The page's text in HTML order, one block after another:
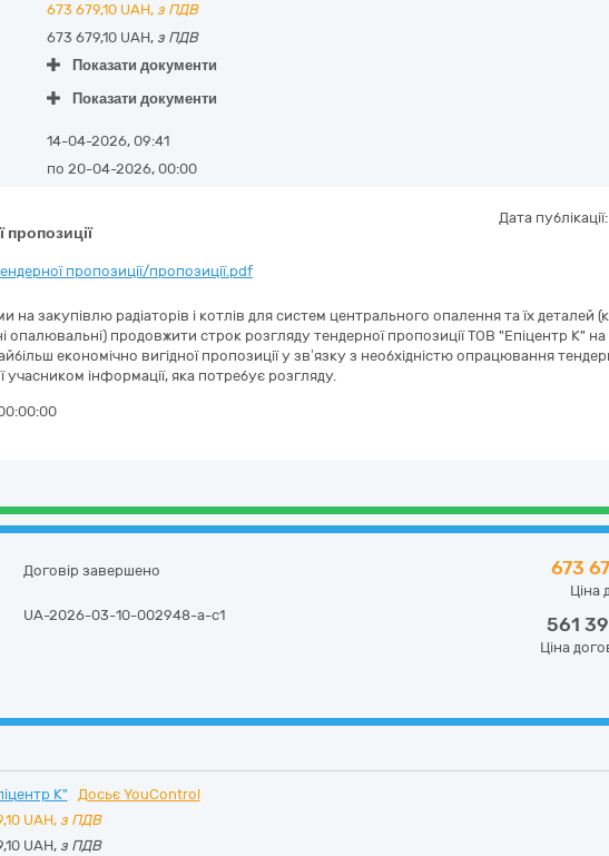
673 679,10 UAH, з ПДВ
673 679,10 UAH, з ПДВ
Показати документи
Показати документи
14-04-2026, 09:41
по 20-04-2026, 00:00
Дата публікації:
пропозиції/пропозиції.pdf
на закупівлю радіаторів і котлів для систем центрального опалення та їх деталей
продовжити строк розгляду тендерної пропозиції ТОВ "Епіцентр К" на
економічно вигідної пропозиції у зв’язку з необхідністю опрацювання
учасником інформації, яка потребує розгляду.
Договір завершено
UA-2026-03-10-002948-a-c1
673
Ціна
561
Ціна
К"
Досьє YouControl
UAH, з ПДВ
UAH, з ПДВ